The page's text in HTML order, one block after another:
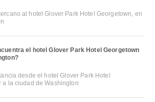
al hotel Glover Park Hotel Georgetown, en
el hotel Glover Park Hotel Georgetown
desde el hotel Glover Park Hotel
la ciudad de Washington